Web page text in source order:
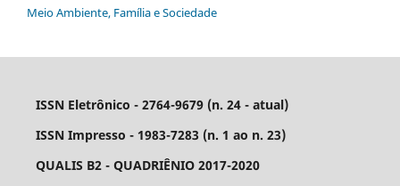
Meio Ambiente, Família e Sociedade
ISSN Eletrônico - 2764-9679 (n. 24 - atual)
ISSN Impresso - 1983-7283 (n. 1 ao n. 23)
QUALIS B2 - QUADRIÊNIO 2017-2020